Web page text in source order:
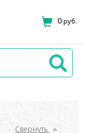
0руб.
Свернуть